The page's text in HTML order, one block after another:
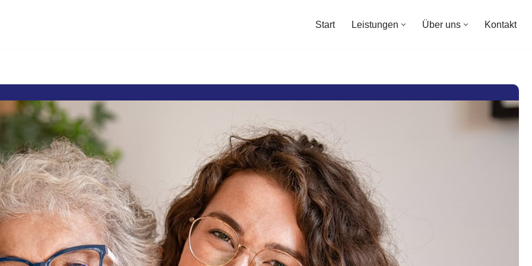
Start Leistungen Über uns Kontakt